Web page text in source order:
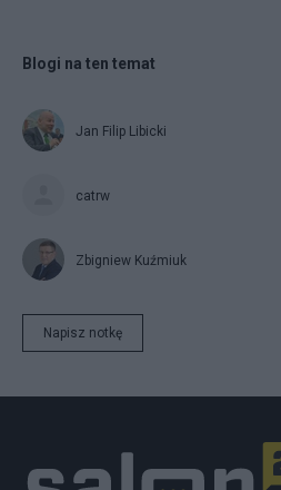
Blogi na ten temat
Jan Filip Libicki
catrw
Zbigniew Kuźmiuk
Napisz notkę